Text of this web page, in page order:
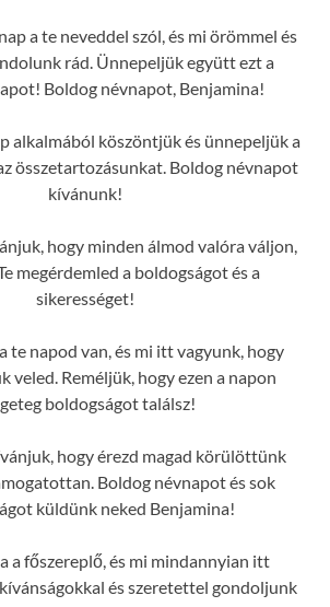
a te neveddel szól, és mi örömmel és
rád. Ünnepeljük együtt ezt a
Boldog névnapot, Benjamina!
alkalmából köszöntjük és ünnepeljük a
összetartozásunkat. Boldog névnapot
kívánunk!
hogy minden álmod valóra váljon,
megérdemled a boldogságot és a
sikerességet!
te napod van, és mi itt vagyunk, hogy
veled. Reméljük, hogy ezen a napon
boldogságot találsz!
hogy érezd magad körülöttünk
Boldog névnapot és sok
küldünk neked Benjamina!
a főszereplő, és mi mindannyian itt
és szeretettel gondoljunk